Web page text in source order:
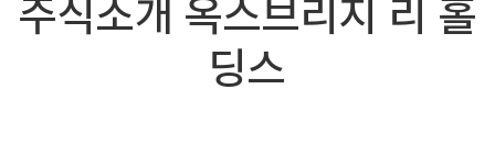
주식소개 옥스브리지 리 홀
딩스